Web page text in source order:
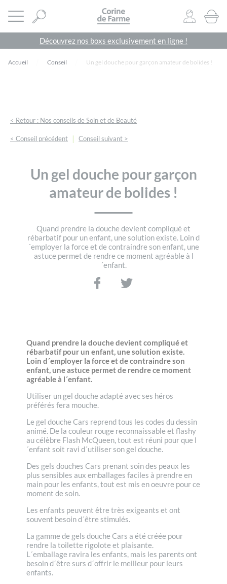
Ouvrir le menu CORINE DE FARME SITE OFFICIEL
0
Découvrez nos boxs exclusivement en ligne !
Accueil Conseil Un gel douche pour garçon amateur de bolides !
< Retour : Nos conseils de Soin et de Beauté
< Conseil précédent | Conseil suivant >
Un gel douche pour garçon
amateur de bolides !
Quand prendre la douche devient compliqué et
rébarbatif pour un enfant, une solution existe. Loin d
´employer la force et de contraindre son enfant, une
astuce permet de rendre ce moment agréable à l
´enfant.
Quand prendre la douche devient compliqué et
rébarbatif pour un enfant, une solution existe.
Loin d´employer la force et de contraindre son
enfant, une astuce permet de rendre ce moment
agréable à l´enfant.
Utiliser un gel douche adapté avec ses héros
préférés fera mouche.
Le gel douche Cars reprend tous les codes du dessin
animé. De la couleur rouge reconnaissable et flashy
au célèbre Flash McQueen, tout est réuni pour que l
´enfant soit ravi d´utiliser son gel douche.
Des gels douches Cars prenant soin des peaux les
plus sensibles aux emballages faciles à prendre en
main pour les enfants, tout est mis en oeuvre pour ce
moment de soin.
Les enfants peuvent être très exigeants et ont
souvent besoin d´être stimulés.
La gamme de gels douche Cars a été créée pour
rendre la toilette rigolote et plaisante.
L´emballage ravira les enfants, mais les parents ont
besoin d´être surs d´offrir le meilleur pour leurs
enfants.